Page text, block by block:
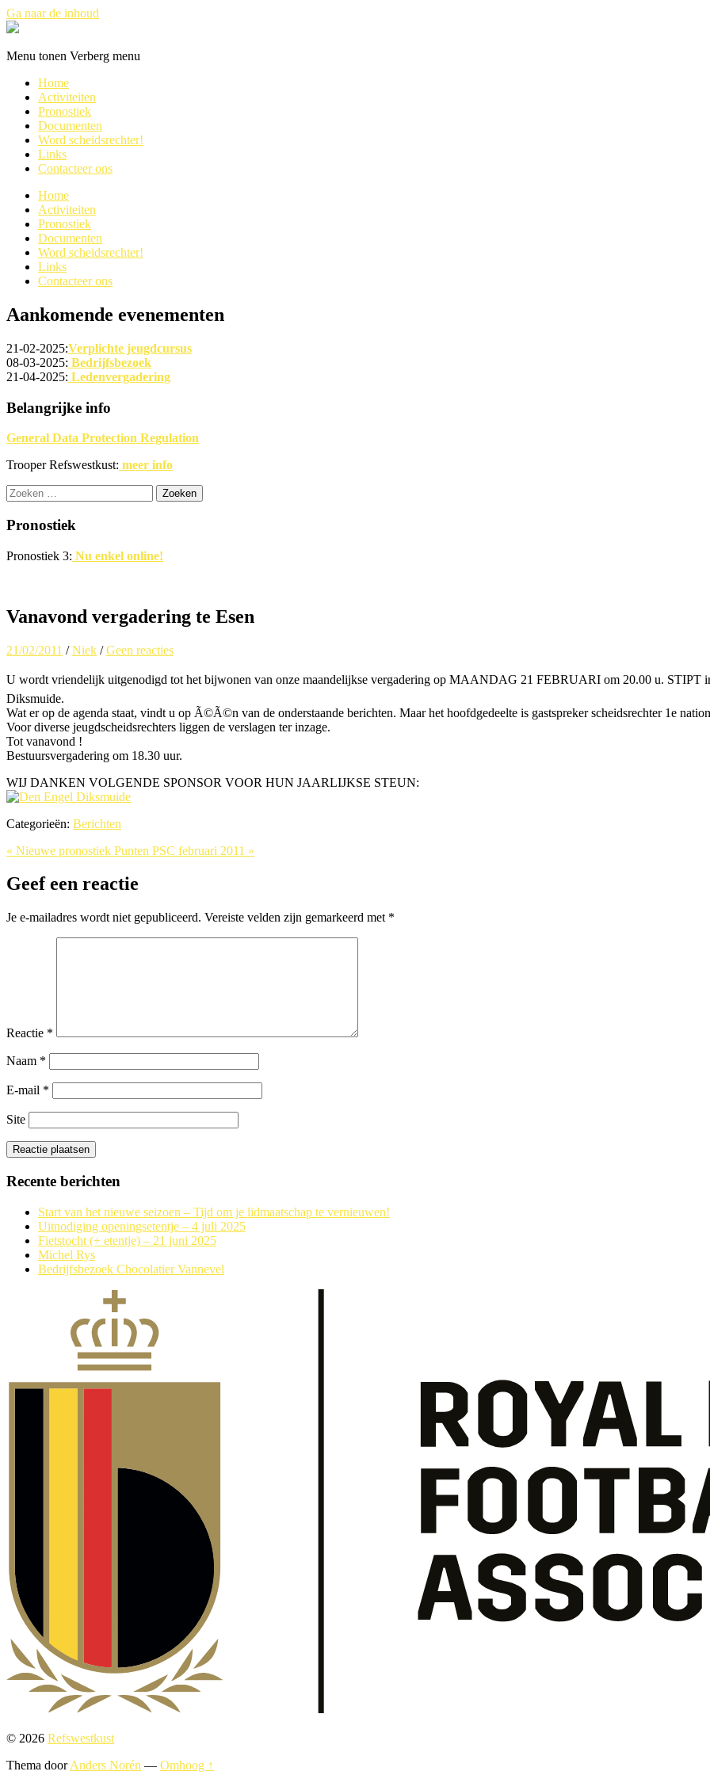
Ga naar de inhoud
Refswestkust
Menu tonen Verberg menu
Home
Activiteiten
Pronostiek
Documenten
Word scheidsrechter!
Links
Contacteer ons
Home
Activiteiten
Pronostiek
Documenten
Word scheidsrechter!
Links
Contacteer ons
Aankomende evenementen
21-02-2025:Verplichte jeugdcursus
08-03-2025: Bedrijfsbezoek
21-04-2025: Ledenvergadering
Belangrijke info
General Data Protection Regulation
Trooper Refswestkust: meer info
Zoeken
naar:
Pronostiek
Pronostiek 3: Nu enkel online!
Vanavond vergadering te Esen
21/02/2011 /Niek /Geen reacties
U wordt vriendelijk uitgenodigd tot het bijwonen van onze maandelijkse vergadering op MAANDAG 21 FEBRUARI om 20.00 u. STIPT in
Diksmuide.
Wat er op de agenda staat, vindt u op Ã©Ã©n van de onderstaande berichten. Maar het hoofdgedeelte is gastspreker scheidsrechter 1e
Voor diverse jeugdscheidsrechters liggen de verslagen ter inzage.
Tot vanavond !
Bestuursvergadering om 18.30 uur.
WIJ DANKEN VOLGENDE SPONSOR VOOR HUN JAARLIJKSE STEUN:
Categorieën: Berichten
« Nieuwe pronostiek Punten PSC februari 2011 »
Geef een reactie
Je e-mailadres wordt niet gepubliceerd. Vereiste velden zijn gemarkeerd met *
Reactie *
Naam *
E-mail *
Site
Recente berichten
Start van het nieuwe seizoen – Tijd om je lidmaatschap te vernieuwen!
Uitnodiging openingsetentje – 4 juli 2025
Fietstocht (+ etentje) – 21 juni 2025
Michel Rys
Bedrijfsbezoek Chocolatier Vannevel
© 2026 Refswestkust
Thema doorAnders Norén — Omhoog ↑